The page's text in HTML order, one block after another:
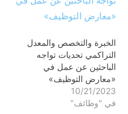
الخبرة والتخصص والمعدل
التراكمي تحديات تواجه
الباحثين عن عمل في
«معارض التوظيف»
10/21/2023
في "وظائف"